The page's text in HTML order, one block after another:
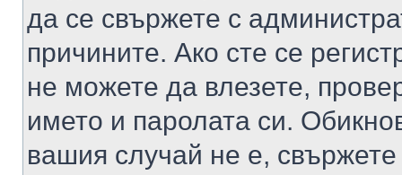
да се свържете с
причините. Ако сте се
не можете да влезете,
името и паролата си.
вашия случай не е,